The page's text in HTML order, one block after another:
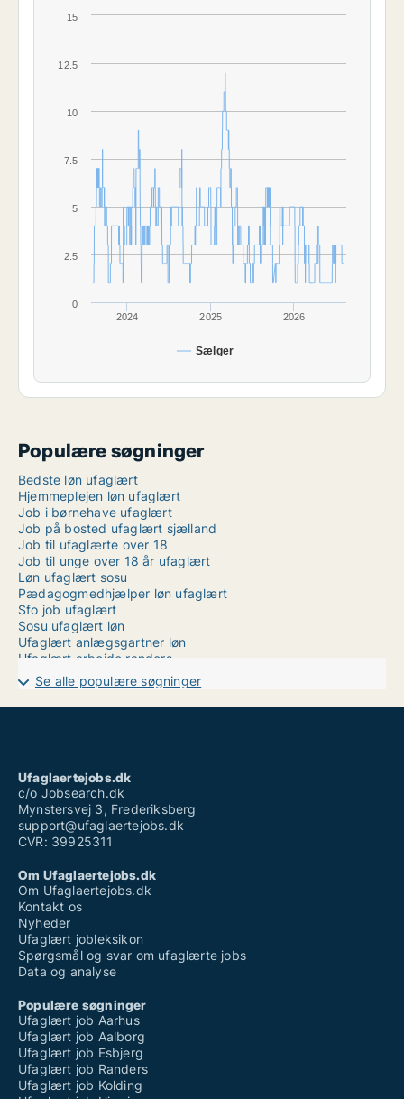
Sælger
2024 2025 2026
0
2.5
5
7.5
10
12.5
15
Populære søgninger
Bedste løn ufaglært
Hjemmeplejen løn ufaglært
Job i børnehave ufaglært
Job på bosted ufaglært sjælland
Job til ufaglærte over 18
Job til unge over 18 år ufaglært
Løn ufaglært sosu
Pædagogmedhjælper løn ufaglært
Sfo job ufaglært
Sosu ufaglært løn
Ufaglært anlægsgartner løn
Ufaglært arbejde randers
Ufaglært håndværker job
Ufaglært job thisted
Ufaglært køkkenmedhjælper løn
Ufaglærte jobs sjælland
Vikar ufaglært plejehjem
Se alle populære søgninger
Ufaglaertejobs.dk
c/o Jobsearch.dk
Mynstersvej 3, Frederiksberg
support@ufaglaertejobs.dk
CVR: 39925311
Om Ufaglaertejobs.dk
Om Ufaglaertejobs.dk
Kontakt os
Nyheder
Ufaglært jobleksikon
Spørgsmål og svar om ufaglærte jobs
Data og analyse
Populære søgninger
Ufaglært job Aarhus
Ufaglært job Aalborg
Ufaglært job Esbjerg
Ufaglært job Randers
Ufaglært job Kolding